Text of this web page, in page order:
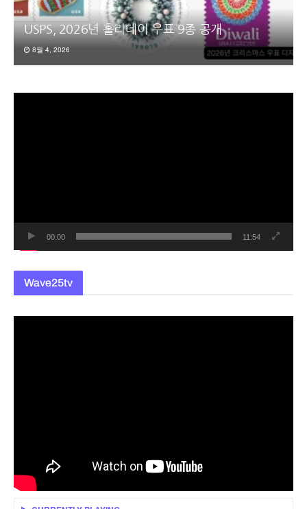
USPS, 2026년 홀리데이 우표 9종 공개
8월 4, 2026
00:00 11:54
Wave25tv